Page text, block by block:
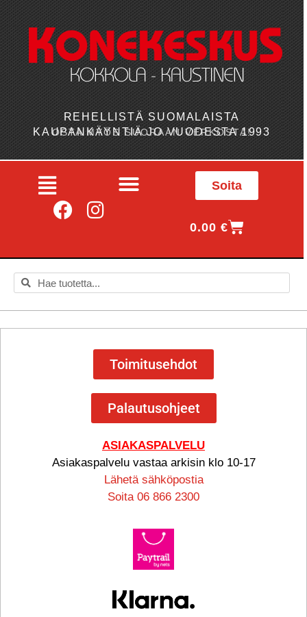
REHELLISTÄ SUOMALAISTA
KAUPANKÄYNTIÄ JO VUODESTA 1993
OSTA MYÖS SUORAAN VERKOSTA!
Soita
0.00€
Toimitusehdot
Palautusohjeet
ASIAKASPALVELU
Asiakaspalvelu vastaa arkisin klo 10-17
Lähetä sähköpostia
Soita 06 866 2300